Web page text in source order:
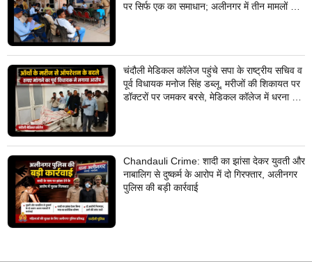
पर सिर्फ एक का समाधान; अलीनगर में तीन मामलों का
चंदौली मेडिकल कॉलेज पहुंचे सपा के राष्ट्रीय सचिव व
पूर्व विधायक मनोज सिंह डब्लू, मरीजों की शिकायत पर
डॉक्टरों पर जमकर बरसे, मेडिकल कॉलेज में धरना देने
Chandauli Crime: शादी का झांसा देकर युवती और
नाबालिग से दुष्कर्म के आरोप में दो गिरफ्तार, अलीनगर
पुलिस की बड़ी कार्रवाई